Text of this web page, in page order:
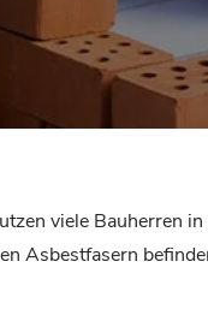
viele Bauherren
Asbestfasern